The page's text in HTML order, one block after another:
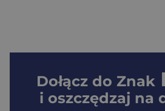
Dołącz do Znak
i oszczędzaj na